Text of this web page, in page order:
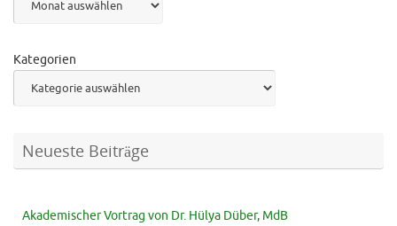
Kategorien
Neueste Beiträge
Akademischer Vortrag von Dr. Hülya Düber, MdB